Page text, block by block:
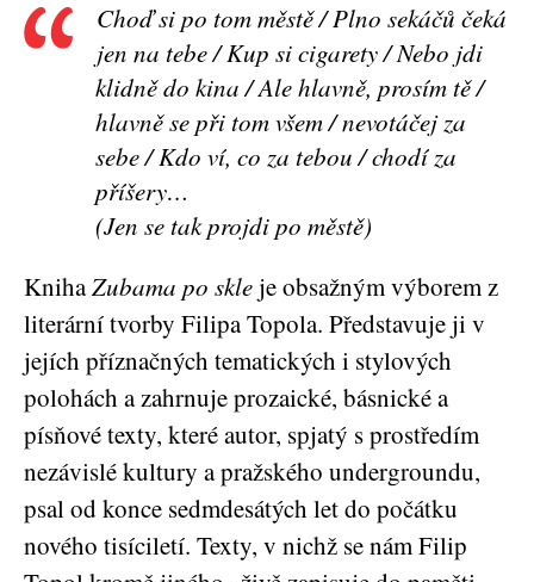
Choď si po tom městě / Plno sekáčů čeká
jen na tebe / Kup si cigarety / Nebo jdi
klidně do kina / Ale hlavně, prosím tě /
hlavně se při tom všem / nevotáčej za
sebe / Kdo ví, co za tebou / chodí za
příšery…
(Jen se tak projdi po městě)
KnihaZubama po skleje obsažným výborem z
literární tvorby Filipa Topola. Představuje ji v
jejích příznačných tematických i stylových
polohách a zahrnuje prozaické, básnické a
písňové texty, které autor, spjatý s prostředím
nezávislé kultury a pražského undergroundu,
psal od konce sedmdesátých let do počátku
nového tisíciletí. Texty, v nichž se nám Filip